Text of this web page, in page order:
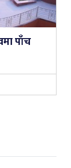
पाँच